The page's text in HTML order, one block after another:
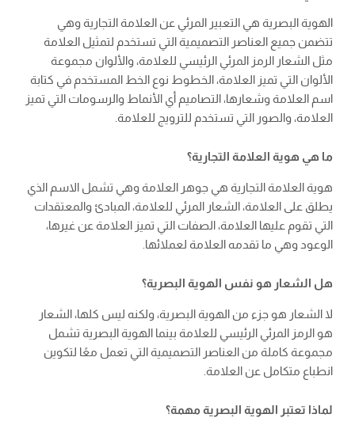
الهوية البصرية هي التعبير المرئي عن العلامة التجارية وهي
تتضمن جميع العناصر التصميمية التي تستخدم لتمثيل العلامة
مثل الشعار الرمز المرئي الرئيسي للعلامة، والألوان مجموعة
الألوان التي تميز العلامة، الخطوط نوع الخط المستخدم في كتابة
اسم العلامة وشعارها، التصاميم أي الأنماط والرسومات التي تميز
العلامة، والصور التي تستخدم للترويج للعلامة.
ما هي هوية العلامة التجارية؟
هوية العلامة التجارية هي جوهر العلامة وهي تشمل الاسم الذي
يطلق على العلامة، الشعار المرئي للعلامة، المبادئ والمعتقدات
التي تقوم عليها العلامة، الصفات التي تميز العلامة عن غيرها،
الوعود وهي ما تقدمه العلامة لعملائها.
هل الشعار هو نفس الهوية البصرية؟
لا الشعار هو جزء من الهوية البصرية، ولكنه ليس كلها، الشعار
هو الرمز المرئي الرئيسي للعلامة بينما الهوية البصرية تشمل
مجموعة كاملة من العناصر التصميمية التي تعمل معًا لتكوين
انطباع متكامل عن العلامة.
لماذا تعتبر الهوية البصرية مهمة؟